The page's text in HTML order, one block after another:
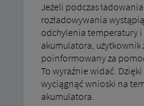
Jeżeli podczas
rozładowywania
odchylenia temperatury
akumulatora, użytkownik
poinformowany za
To wyraźnie widać.
wyciągnąć wnioski na
akumulatora.